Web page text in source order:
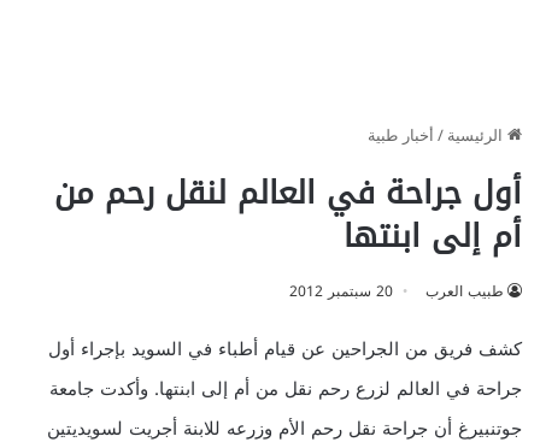
الرئيسية/أخبار طبية
أول جراحة في العالم لنقل رحم من
أم إلى ابنتها
طبيب العرب 20 سبتمبر 2012
كشف فريق من الجراحين عن قيام أطباء في السويد بإجراء أول
جراحة في العالم لزرع رحم نقل من أم إلى ابنتها. وأكدت جامعة
جوتنبيرغ أن جراحة نقل رحم الأم وزرعه للابنة أجريت لسويديتين